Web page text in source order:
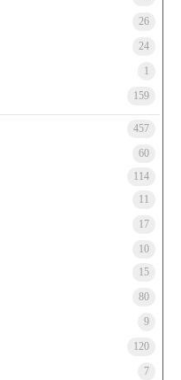
26
24
1
159
457
60
114
11
17
10
15
80
9
120
7